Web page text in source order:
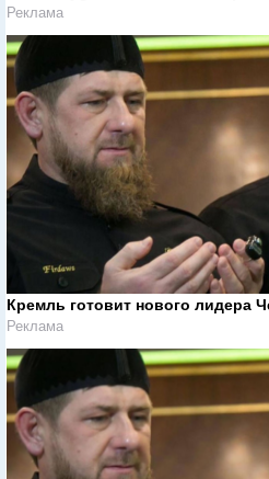
Реклама
Кремль готовит нового лидера
Реклама